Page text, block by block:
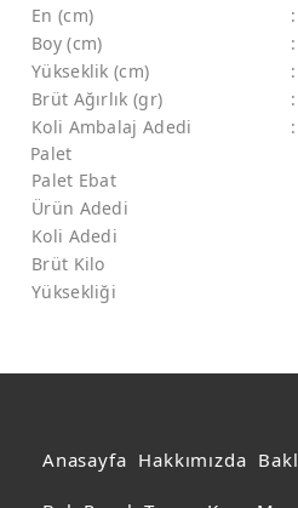
En (cm)
:
Boy (cm)
:
Yükseklik (cm)
:
Brüt Ağırlık (gr)
:
Koli Ambalaj Adedi
:
Palet
Palet Ebat
Ürün Adedi
Koli Adedi
Brüt Kilo
Yüksekliği
Anasayfa Hakkımızda